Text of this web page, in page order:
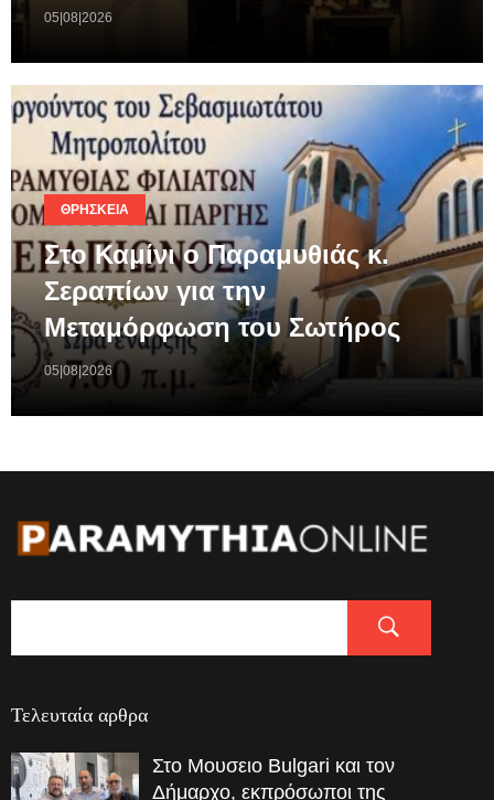
05|08|2026
ΘΡΗΣΚΕΊΑ
Στο Καμίνι ο Παραμυθιάς κ.
Σεραπίων για την
Μεταμόρφωση του Σωτήρος
05|08|2026
Τελευταία αρθρα
Στο Μουσειο Bulgari και τον
Δήμαρχο, εκπρόσωποι της